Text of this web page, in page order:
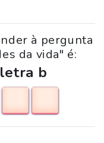
à pergunta
da vida" é:
b